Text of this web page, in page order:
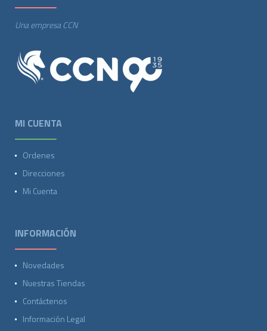
Una empresa CCN
MI CUENTA
Ordenes
Direcciones
Mi Cuenta
INFORMACIÓN
Novedades
Nuestras Tiendas
Contáctenos
Información Legal